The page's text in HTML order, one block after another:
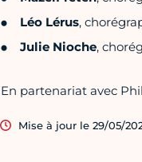
Léo Lérus,
Julie Nioche,
En partenariat avec
Mise à jour le 29/05/